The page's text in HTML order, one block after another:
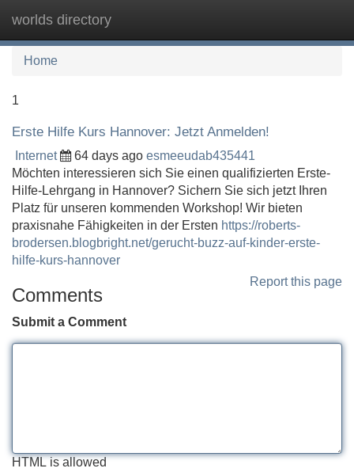
worlds directory
Home
1
Erste Hilfe Kurs Hannover: Jetzt Anmelden!
Internet 64 days ago esmeeudab435441
Möchten interessieren sich Sie einen qualifizierten Erste-
Hilfe-Lehrgang in Hannover? Sichern Sie sich jetzt Ihren
Platz für unseren kommenden Workshop! Wir bieten
praxisnahe Fähigkeiten in der Ersten https://roberts-
brodersen.blogbright.net/gerucht-buzz-auf-kinder-erste-
hilfe-kurs-hannover
Report this page
Comments
Submit a Comment
HTML is allowed